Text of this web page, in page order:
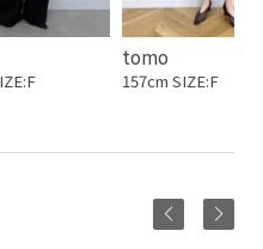
tomo
157cm SIZE:F